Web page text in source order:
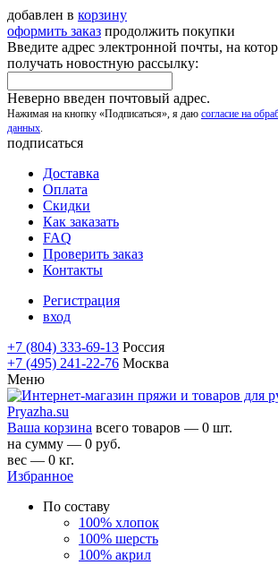
добавлен в корзину
оформить заказ продолжить покупки
Введите адрес электронной почты, на
получать новостную рассылку:
Неверно введен почтовый адрес.
Нажимая на кнопку «Подписаться», я даю согласие на
данных.
подписаться
Доставка
Оплата
Скидки
Как заказать
FAQ
Проверить заказ
Контакты
Регистрация
вход
+7 (804) 333-69-13 Россия
+7 (495) 241-22-76 Москва
Меню
Ваша корзина всего товаров — 0 шт.
на сумму — 0 руб.
вес — 0 кг.
Избранное
По составу
100% хлопок
100% шерсть
100% акрил